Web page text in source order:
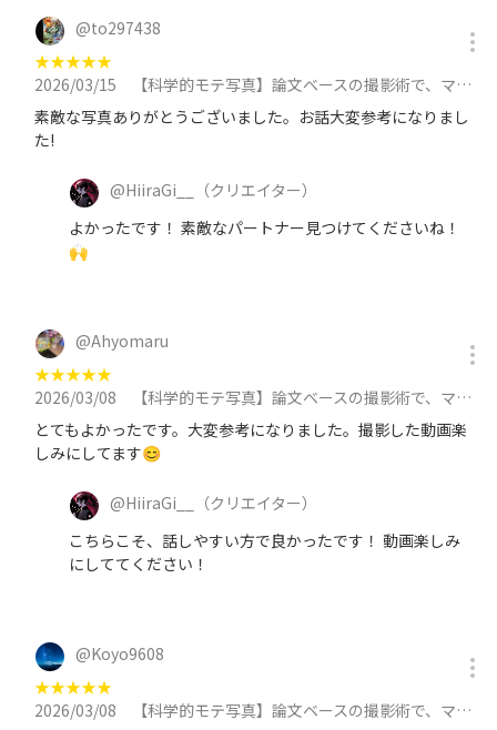
@to297438
★★★★★
2026/03/15
【科学的モテ写真】論文ベースの撮影術で、マッチングアプリをハックする撮影会 in 池袋 at 3月15日（日）に参加
素敵な写真ありがとうございました。お話大変参考になりまし
た!
@HiiraGi__
（クリエイター）
よかったです！ 素敵なパートナー見つけてくださいね！
🙌
@Ahyomaru
★★★★★
2026/03/08
【科学的モテ写真】論文ベースの撮影術で、マッチングアプリをハックする撮影会 in 池袋 at 3月8日（日）に参加
とてもよかったです。大変参考になりました。撮影した動画楽
しみにしてます😊
@HiiraGi__
（クリエイター）
こちらこそ、話しやすい方で良かったです！ 動画楽しみ
にしててください！
@Koyo9608
★★★★★
2026/03/08
【科学的モテ写真】論文ベースの撮影術で、マッチングアプリをハックする撮影会 in 池袋 at 3月8日（日）に参加